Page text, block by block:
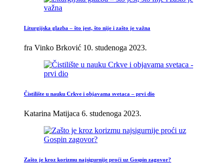
Liturgijska glazba – što jest, što nije i zašto je važna
fra Vinko Brković 10. studenoga 2023.
Čistilište u nauku Crkve i objavama svetaca – prvi dio
Katarina Matijaca 6. studenoga 2023.
Zašto je kroz korizmu najsigurnije proći uz Gospin zagovor?